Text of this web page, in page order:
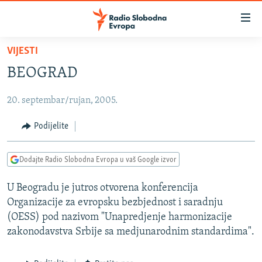
Pređite
glavni
Pređite
Pređite
pretragu
SRBIJA
KOSOVO
VIZUELNO
VIDEO
FOTOGALERIJE
INFOGRAFIKE
PODCASTI
RAT U UKRAJINI
KINA NA BALKANU
VIJESTI
BEOGRAD
20. septembar/rujan, 2005.
Podijelite
Dodajte Radio Slobodna Evropa u vaš Google izvor
U Beogradu je jutros otvorena konferencija
Organizacije za evropsku bezbjednost i saradnju
(OESS) pod nazivom "Unapredjenje harmonizacije
zakonodavstva Srbije sa medjunarodnim standardima".